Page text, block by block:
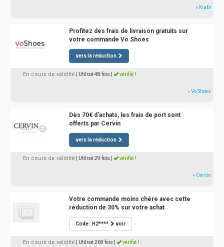
» Kiabi
Profitez des frais de livraison gratuits sur
votre commande Vo Shoes
vers la réduction
En cours de validité | Utilisé 48 fois vérifié !
» Vo Shoes
Dès 70€ d'achats, les frais de port sont
offerts par Cervin
vers la réduction
En cours de validité | Utilisé 29 fois vérifié !
» Cervin
Votre commande moins chère avec cette
réduction de 30% sur votre achat
Code : H2**** voir
En cours de validité | Utilisé 269 fois vérifié !